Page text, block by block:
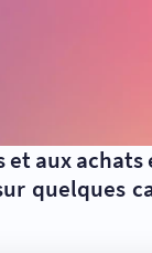
aux achats
quelques